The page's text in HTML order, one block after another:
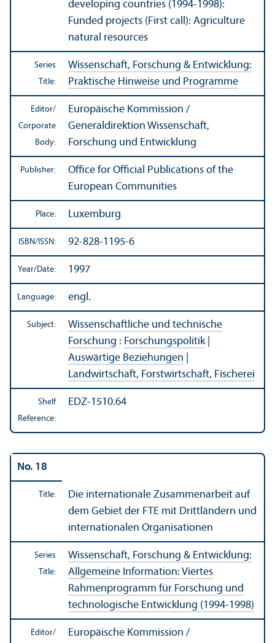
developing countries (1994-1998):
Funded projects (First call): Agriculture
natural resources
Series
Title:
Wissenschaft, Forschung & Entwicklung:
Praktische Hinweise und Programme
Editor/
Corporate
Body:
Europäische Kommission /
Generaldirektion Wissenschaft,
Forschung und Entwicklung
Publisher:
Office for Official Publications of the
European Communities
Place: Luxemburg
ISBN/ISSN: 92-828-1195-6
Year/Date: 1997
Language: engl.
Subject:
Wissenschaftliche und technische
Forschung : Forschungspolitik|
Auswärtige Beziehungen
Landwirtschaft, Forstwirtschaft, Fischerei
Shelf
Reference:
EDZ-1510.64
No. 18
Title:
Die internationale Zusammenarbeit auf
dem Gebiet der FTE mit Drittländern und
internationalen Organisationen
Series
Title:
Wissenschaft, Forschung & Entwicklung:
Allgemeine Information: Viertes
Rahmenprogramm für Forschung und
technologische Entwicklung (1994-1998)
Editor/
Europäische Kommission /